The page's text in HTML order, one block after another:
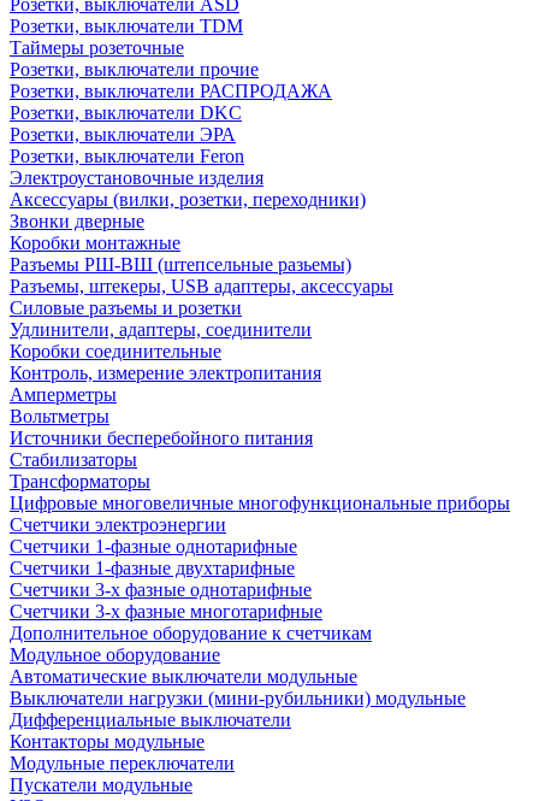
Розетки, выключатели ASD
Розетки, выключатели TDM
Таймеры розеточные
Розетки, выключатели прочие
Розетки, выключатели РАСПРОДАЖА
Розетки, выключатели DKC
Розетки, выключатели ЭРА
Розетки, выключатели Feron
Электроустановочные изделия
Аксессуары (вилки, розетки, переходники)
Звонки дверные
Коробки монтажные
Разъемы РШ-ВШ (штепсельные разьемы)
Разъемы, штекеры, USB адаптеры, аксессуары
Силовые разъемы и розетки
Удлинители, адаптеры, соединители
Коробки соединительные
Контроль, измерение электропитания
Амперметры
Вольтметры
Источники бесперебойного питания
Стабилизаторы
Трансформаторы
Цифровые многовеличные многофункциональные приборы
Счетчики электроэнергии
Счетчики 1-фазные однотарифные
Счетчики 1-фазные двухтарифные
Счетчики 3-х фазные однотарифные
Счетчики 3-х фазные многотарифные
Дополнительное оборудование к счетчикам
Модульное оборудование
Автоматические выключатели модульные
Выключатели нагрузки (мини-рубильники) модульные
Дифференциальные выключатели
Контакторы модульные
Модульные переключатели
Пускатели модульные